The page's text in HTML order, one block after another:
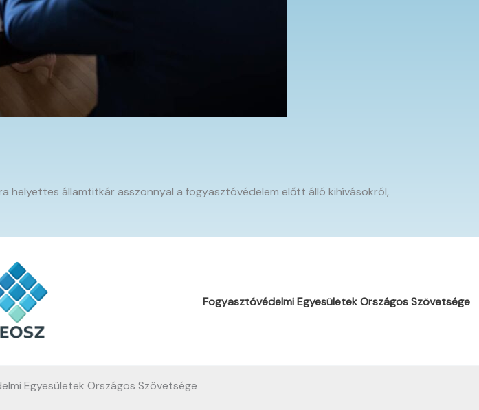
helyettes államtitkár asszonnyal a fogyasztóvédelem előtt álló kihívásokról,
Fogyasztóvédelmi Egyesületek Országos Szövetsége
Egyesületek Országos Szövetsége